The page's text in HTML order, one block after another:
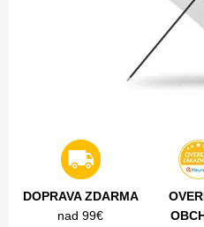
DOPRAVA ZDARMA
nad 99€